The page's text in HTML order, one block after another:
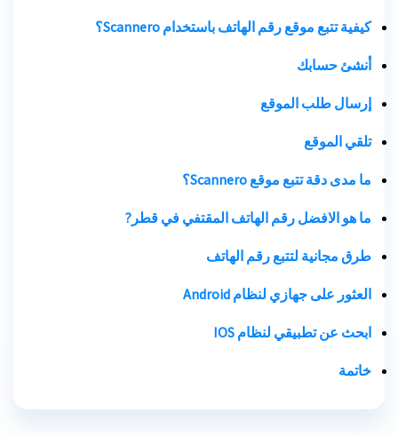
كيفية تتبع موقع رقم الهاتف باستخدام Scannero؟
أنشئ حسابك
إرسال طلب الموقع
تلقي الموقع
ما مدى دقة تتبع موقع Scannero؟
ما هو الافضل رقم الهاتف المقتفي في قطر ?
طرق مجانية لتتبع رقم الهاتف
العثور على جهازي لنظام Android
ابحث عن تطبيقي لنظام IOS
خاتمة